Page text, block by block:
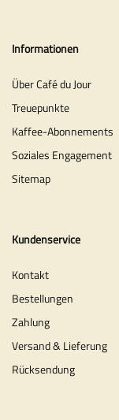
Informationen
Über Café du Jour
Treuepunkte
Kaffee-Abonnements
Soziales Engagement
Sitemap
Kundenservice
Kontakt
Bestellungen
Zahlung
Versand & Lieferung
Rücksendung